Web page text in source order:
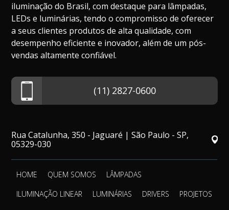
iluminação do Brasil, com destaque para lâmpadas,
LEDs e luminárias, tendo o compromisso de oferecer
a seus clientes produtos de alta qualidade, com
desempenho eficiente e inovador, além de um pós-
vendas altamente confiável.
(11) 2827-0600
Rua Catalunha, 350 - Jaguaré | São Paulo - SP,
05329-030
HOME QUEM SOMOS
LÂMPADAS
ILUMINAÇÃO LINEAR
LUMINÁRIAS DRIVERS
PROJETOS